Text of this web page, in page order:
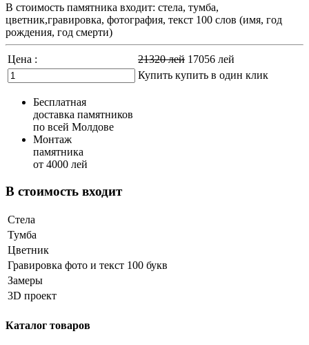
В стоимость памятника входит: стела, тумба,
цветник,гравировка, фотография, текст 100 слов (имя, год
рождения, год смерти)
Цена : 21320лей 17056 лей
Купить купить в один клик
Бесплатная
доставка памятников
по всей Молдове
Монтаж
памятника
от 4000 лей
В стоимость входит
Стела
Тумба
Цветник
Гравировка фото и текст 100 букв
Замеры
3D проект
Каталог товаров